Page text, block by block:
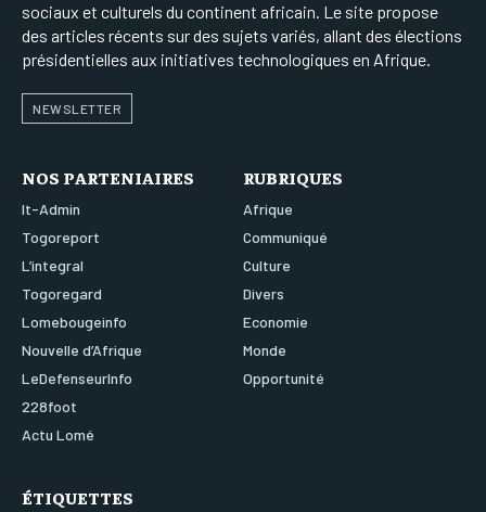
sociaux et culturels du continent africain. Le site propose
des articles récents sur des sujets variés, allant des élections
présidentielles aux initiatives technologiques en Afrique.
NEWSLETTER
NOS PARTENIAIRES
It-Admin
Togoreport
L’integral
Togoregard
Lomebougeinfo
Nouvelle d’Afrique
LeDefenseurInfo
228foot
Actu Lomé
RUBRIQUES
Afrique
Communiqué
Culture
Divers
Economie
Monde
Opportunité
ÉTIQUETTES